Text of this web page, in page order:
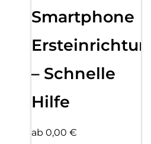
Smartphone
Ersteinrichtung
– Schnelle
Hilfe
ab 0,00 €